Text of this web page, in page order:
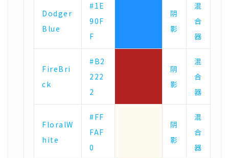
Dodger
Blue
#1E
90F
F
阴
影
混
合
器
FireBri
ck
#B2
222
2
阴
影
混
合
器
FloralW
hite
#FF
FAF
0
阴
影
混
合
器